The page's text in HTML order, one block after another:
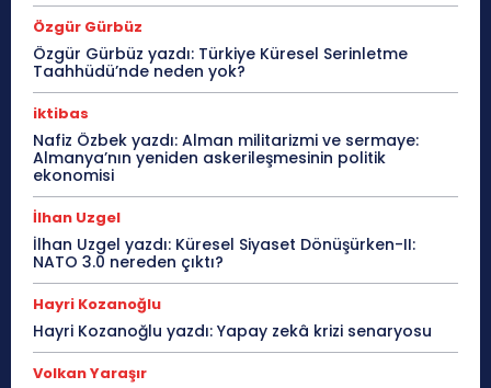
Özgür Gürbüz
Özgür Gürbüz yazdı: Türkiye Küresel Serinletme
Taahhüdü’nde neden yok?
iktibas
Nafiz Özbek yazdı: Alman militarizmi ve sermaye:
Almanya’nın yeniden askerileşmesinin politik
ekonomisi
İlhan Uzgel
İlhan Uzgel yazdı: Küresel Siyaset Dönüşürken-II:
NATO 3.0 nereden çıktı?
Hayri Kozanoğlu
Hayri Kozanoğlu yazdı: Yapay zekâ krizi senaryosu
Volkan Yaraşır